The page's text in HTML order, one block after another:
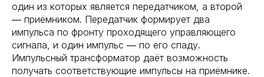
один из которых является передатчиком, а второй
― приёмником. Передатчик формирует два
импульса по фронту проходящего управляющего
сигнала, и один импульс ― по его спаду.
Импульсный трансформатор даёт возможность
получать соответствующие импульсы на приёмнике.